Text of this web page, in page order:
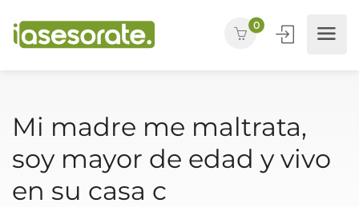
0
Mi madre me maltrata,
soy mayor de edad y vivo
en su casa c